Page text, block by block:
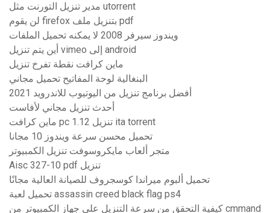
مدير تنزيل التورنت مثل utorrent
لن يقوم firefox بتنزيل ملف pdf
ويندوز سيرفر 2008 لا يمكنه تحميل الملفات
أين يتم تنزيل vimeo إلى android
ماين كرافت نقطة تفرخ تنزيل
البنغالية لوحة المفاتيح تحميل مجاني
أفضل برنامج تنزيل من اليوتيوب للاندرويد 2021
أحدث تنزيل مجاني لأفاست
ماين كرافت pc تنزيل 1.12 ita torrent
تحميل محسن سرعة ويندوز 10 مجانا
متجر ألعاب مايكروسوفت تنزيل الكمبيوتر
Aisc 327-10 pdf تنزيل
تحميل ألبوم ميراندا كوسجروف للصيانة العالية مجانًا
تحميل لعبة assassin creed black flag ps4
كيفية التحقق من سرعة التنزيل على جهاز الكمبيوتر من cmmand